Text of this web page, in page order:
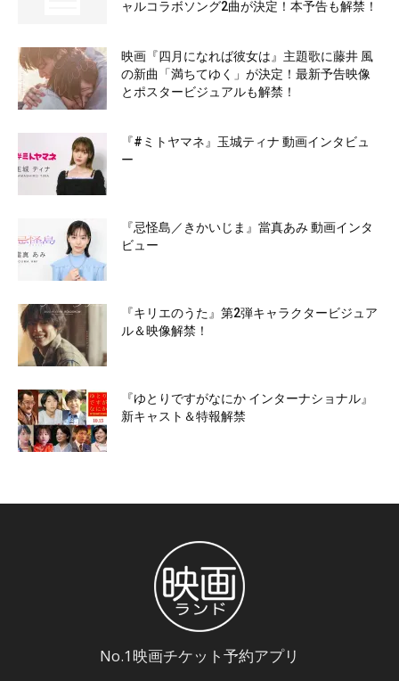
ャルコラボソング2曲が決定！本予告も解禁！
映画『四月になれば彼女は』主題歌に藤井 風
の新曲「満ちてゆく」が決定！最新予告映像
とポスタービジュアルも解禁！
『#ミトヤマネ』玉城ティナ 動画インタビュ
ー
『忌怪島／きかいじま』當真あみ 動画インタ
ビュー
『キリエのうた』第2弾キャラクタービジュア
ル＆映像解禁！
『ゆとりですがなにか インターナショナル』
新キャスト＆特報解禁
No.1映画チケット予約アプリ